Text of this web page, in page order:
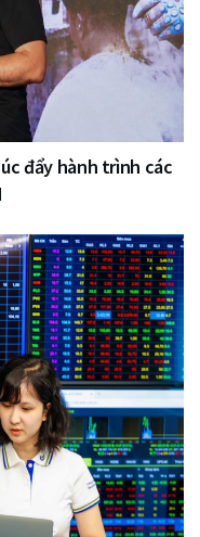
đẩy hành trình các